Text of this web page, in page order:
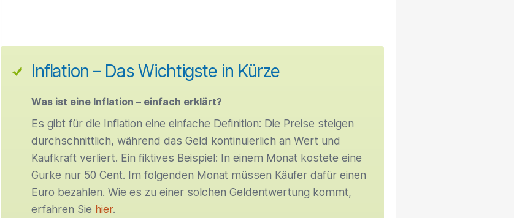
Inflation – Das Wichtigste in Kürze
Was ist eine Inflation – einfach erklärt?
Es gibt für die Inflation eine einfache Definition: Die Preise steigen
durchschnittlich, während das Geld kontinuierlich an Wert und
Kaufkraft verliert. Ein fiktives Beispiel: In einem Monat kostete eine
Gurke nur 50 Cent. Im folgenden Monat müssen Käufer dafür einen
Euro bezahlen. Wie es zu einer solchen Geldentwertung kommt,
erfahren Sie hier.